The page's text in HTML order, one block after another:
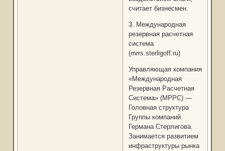
считает бизнесмен.
3. Международная
резервная расчетная
система
(mrrs.sterligoff.ru)
Управляющая компания
«Международная
Резервная Расчетная
Система» (МРРС) —
Головная структура
Группы компаний
Германа Стерлигова.
Занимается развитием
инфраструктуры рынка